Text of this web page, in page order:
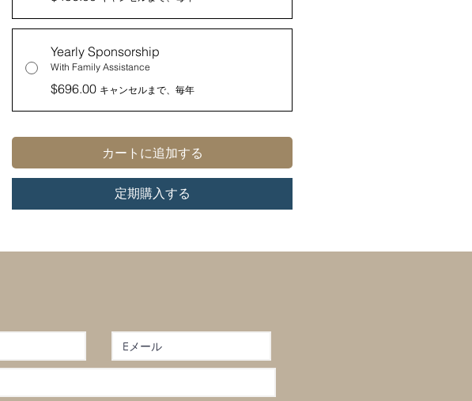
Yearly Sponsorship
With Family Assistance
$696.00 キャンセルまで、毎年
カートに追加する
定期購入する